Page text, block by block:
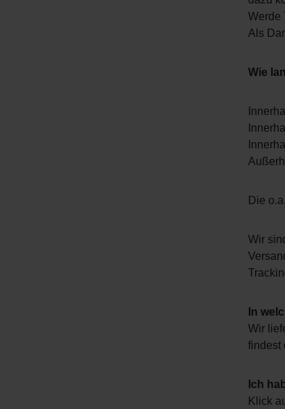
Werde
Als
Wie
Die
Wir
In
Wir
findest
Ich
Klick